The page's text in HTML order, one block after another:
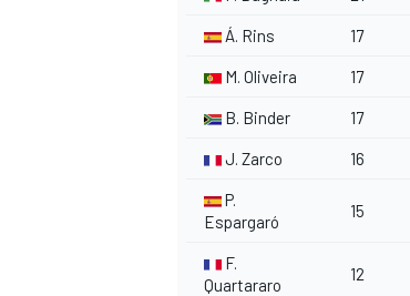
Á. Rins 17
M. Oliveira 17
B. Binder 17
J. Zarco 16
P.
Espargaró
15
F.
Quartararo
12